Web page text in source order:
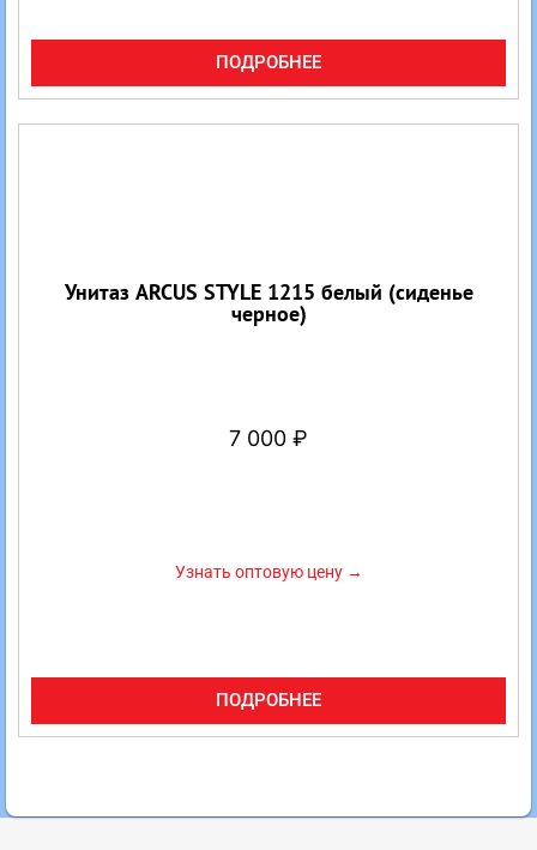
ПОДРОБНЕЕ
Унитаз ARCUS STYLE 1215 белый (сиденье
черное)
7 000 ₽
Узнать оптовую цену →
ПОДРОБНЕЕ